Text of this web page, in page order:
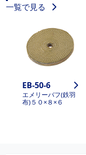
一覧で見る
EB-50-6
エメリーバフ(鉄羽
布)５０×８×６